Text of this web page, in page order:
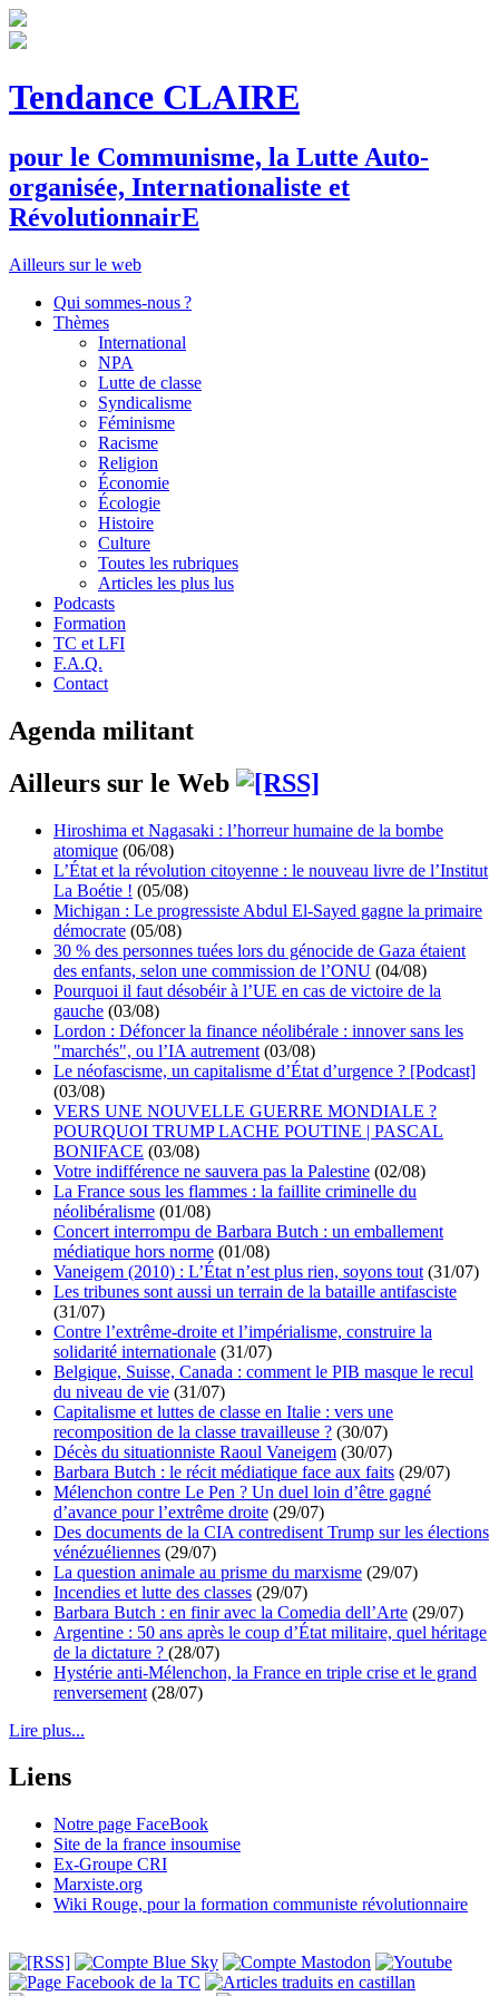
Tendance CLAIRE
pour le Communisme, la Lutte Auto-
organisée, Internationaliste et
RévolutionnairE
Ailleurs sur le web
Qui sommes-nous ?
Thèmes
International
NPA
Lutte de classe
Syndicalisme
Féminisme
Racisme
Religion
Économie
Écologie
Histoire
Culture
Toutes les rubriques
Articles les plus lus
Podcasts
Formation
TC et LFI
F.A.Q.
Contact
Agenda militant
Ailleurs sur le Web
Hiroshima et Nagasaki : l’horreur humaine de la bombe
atomique (06/08)
L’État et la révolution citoyenne : le nouveau livre de l’Institut
La Boétie ! (05/08)
Michigan : Le progressiste Abdul El-Sayed gagne la primaire
démocrate (05/08)
30 % des personnes tuées lors du génocide de Gaza étaient
des enfants, selon une commission de l’ONU (04/08)
Pourquoi il faut désobéir à l’UE en cas de victoire de la
gauche (03/08)
Lordon : Défoncer la finance néolibérale : innover sans les
"marchés", ou l’IA autrement (03/08)
Le néofascisme, un capitalisme d’État d’urgence ? [Podcast]
(03/08)
VERS UNE NOUVELLE GUERRE MONDIALE ?
POURQUOI TRUMP LACHE POUTINE | PASCAL
BONIFACE (03/08)
Votre indifférence ne sauvera pas la Palestine (02/08)
La France sous les flammes : la faillite criminelle du
néolibéralisme (01/08)
Concert interrompu de Barbara Butch : un emballement
médiatique hors norme (01/08)
Vaneigem (2010) : L’État n’est plus rien, soyons tout (31/07)
Les tribunes sont aussi un terrain de la bataille antifasciste
(31/07)
Contre l’extrême-droite et l’impérialisme, construire la
solidarité internationale (31/07)
Belgique, Suisse, Canada : comment le PIB masque le recul
du niveau de vie (31/07)
Capitalisme et luttes de classe en Italie : vers une
recomposition de la classe travailleuse ? (30/07)
Décès du situationniste Raoul Vaneigem (30/07)
Barbara Butch : le récit médiatique face aux faits (29/07)
Mélenchon contre Le Pen ? Un duel loin d’être gagné
d’avance pour l’extrême droite (29/07)
Des documents de la CIA contredisent Trump sur les élections
vénézuéliennes (29/07)
La question animale au prisme du marxisme (29/07)
Incendies et lutte des classes (29/07)
Barbara Butch : en finir avec la Comedia dell’Arte (29/07)
Argentine : 50 ans après le coup d’État militaire, quel héritage
de la dictature ? (28/07)
Hystérie anti-Mélenchon, la France en triple crise et le grand
renversement (28/07)
Lire plus...
Liens
Notre page FaceBook
Site de la france insoumise
Ex-Groupe CRI
Marxiste.org
Wiki Rouge, pour la formation communiste révolutionnaire